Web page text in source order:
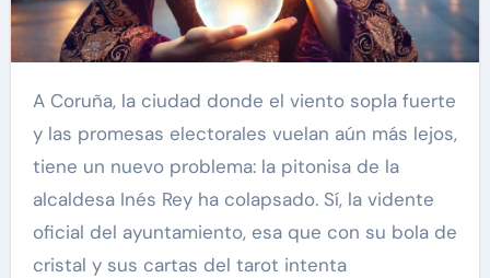
A Coruña, la ciudad donde el viento sopla fuerte
y las promesas electorales vuelan aún más lejos,
tiene un nuevo problema: la pitonisa de la
alcaldesa Inés Rey ha colapsado. Sí, la vidente
oficial del ayuntamiento, esa que con su bola de
cristal y sus cartas del tarot intenta